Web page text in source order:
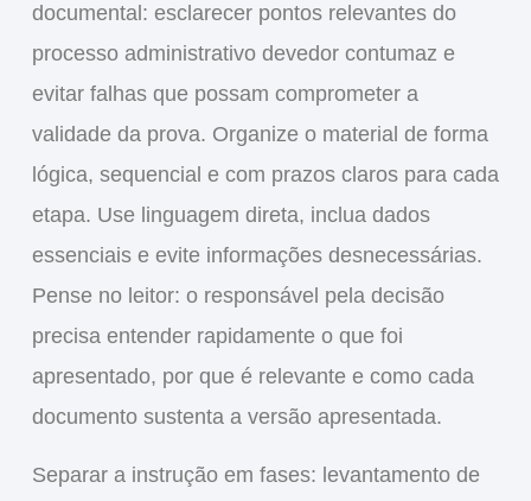
documental: esclarecer pontos relevantes do
processo administrativo devedor contumaz e
evitar falhas que possam comprometer a
validade da prova. Organize o material de forma
lógica, sequencial e com prazos claros para cada
etapa. Use linguagem direta, inclua dados
essenciais e evite informações desnecessárias.
Pense no leitor: o responsável pela decisão
precisa entender rapidamente o que foi
apresentado, por que é relevante e como cada
documento sustenta a versão apresentada.
Separar a instrução em fases: levantamento de